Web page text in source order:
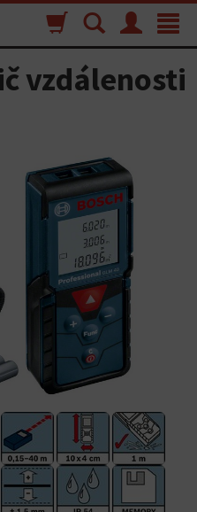
Toggle
Menu
Vyhľadávanie
Nákupný
košík
vzdálenosti